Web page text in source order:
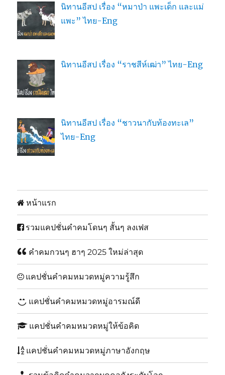
นิทานอีสป เรื่อง “หมาป่า แพะเด็ก และแม่
แพะ” ไทย-Eng
นิทานอีสป เรื่อง “ราชสีห์เฒ่า” ไทย-Eng
นิทานอีสป เรื่อง “ชาวนากับท้องทะเล”
ไทย-Eng
หน้าแรก
รวมแคปชั่นคำคมโดนๆ สั้นๆ ลงเฟส
คำคมกวนๆ ฮาๆ 2025 ใหม่ล่าสุด
แคปชั่นคำคมหมวดหมู่ความรู้สึก
แคปชั่นคำคมหมวดหมู่อารมณ์ดี
แคปชั่นคำคมหมวดหมู่ให้ข้อคิด
แคปชั่นคำคมหมวดหมู่ภาษาอังกฤษ